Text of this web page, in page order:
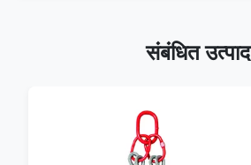
संबंधित उत्पाद